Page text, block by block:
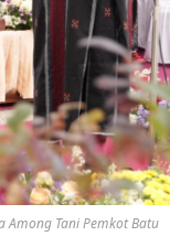
Among Tani Pemkot Batu